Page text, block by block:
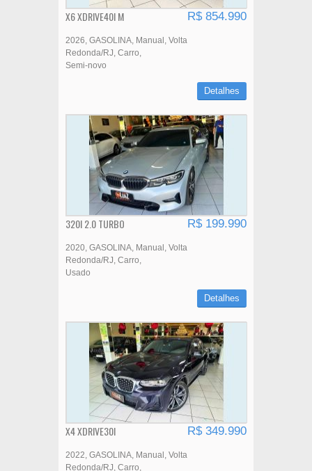
X6 XDRIVE40I M R$ 854.990
2026 GASOLINA Manual
Volta
Redonda/RJ Carro
Semi-novo
Detalhes
320I 2.0 TURBO R$ 199.990
2020 GASOLINA Manual
Volta
Redonda/RJ Carro
Usado
Detalhes
X4 XDRIVE30I R$ 349.990
2022 GASOLINA Manual
Volta
Redonda/RJ Carro